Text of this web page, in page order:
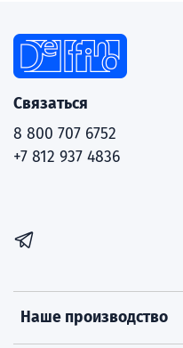
Наше производство
Связаться
8 800 707 6752
+7 812 937 4836